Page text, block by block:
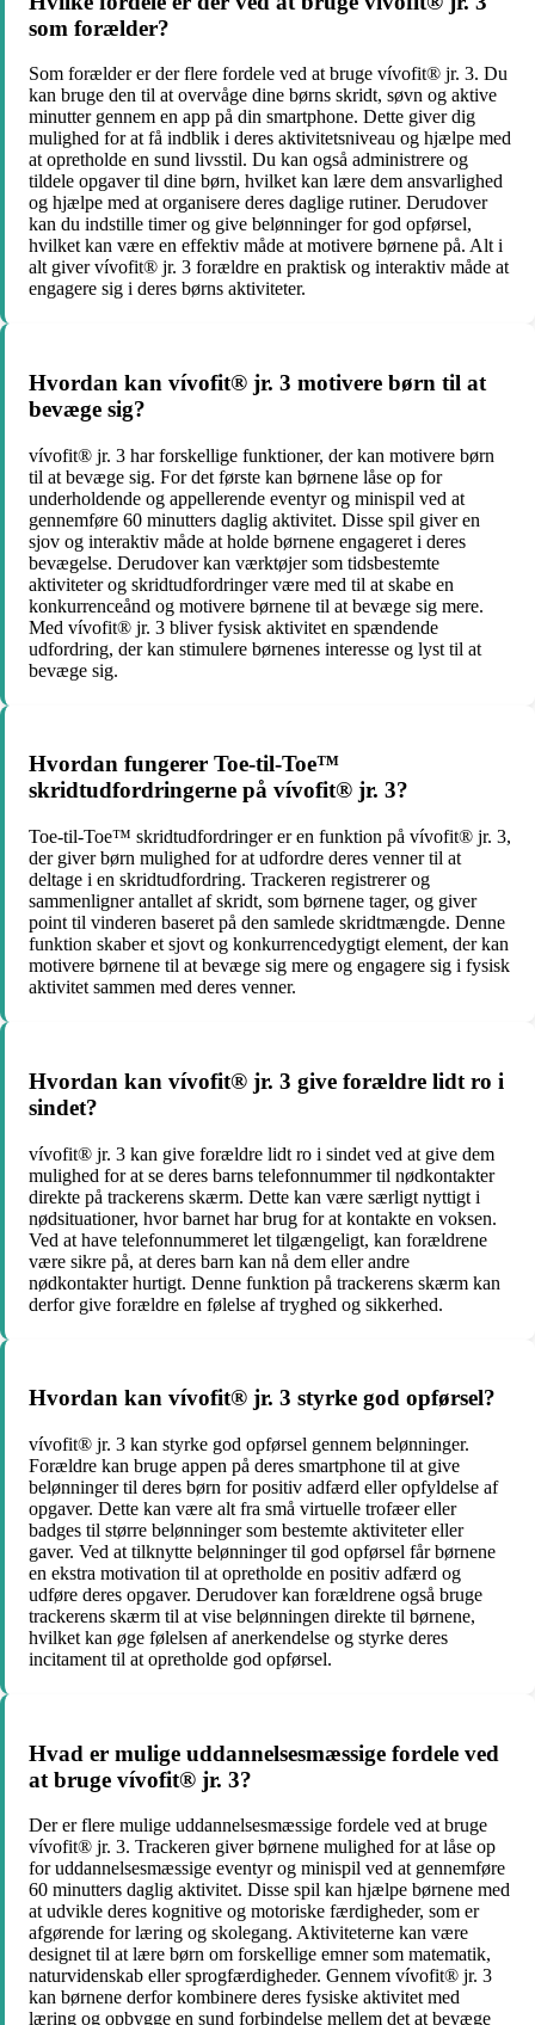
som forælder?
Som forælder er der flere fordele ved at bruge vívofit® jr. 3. Du
kan bruge den til at overvåge dine børns skridt, søvn og aktive
minutter gennem en app på din smartphone. Dette giver dig
mulighed for at få indblik i deres aktivitetsniveau og hjælpe med
at opretholde en sund livsstil. Du kan også administrere og
tildele opgaver til dine børn, hvilket kan lære dem ansvarlighed
og hjælpe med at organisere deres daglige rutiner. Derudover
kan du indstille timer og give belønninger for god opførsel,
hvilket kan være en effektiv måde at motivere børnene på. Alt i
alt giver vívofit® jr. 3 forældre en praktisk og interaktiv måde at
engagere sig i deres børns aktiviteter.
Hvordan kan vívofit® jr. 3 motivere børn til at
bevæge sig?
vívofit® jr. 3 har forskellige funktioner, der kan motivere børn
til at bevæge sig. For det første kan børnene låse op for
underholdende og appellerende eventyr og minispil ved at
gennemføre 60 minutters daglig aktivitet. Disse spil giver en
sjov og interaktiv måde at holde børnene engageret i deres
bevægelse. Derudover kan værktøjer som tidsbestemte
aktiviteter og skridtudfordringer være med til at skabe en
konkurrenceånd og motivere børnene til at bevæge sig mere.
Med vívofit® jr. 3 bliver fysisk aktivitet en spændende
udfordring, der kan stimulere børnenes interesse og lyst til at
bevæge sig.
Hvordan fungerer Toe-til-Toe™
skridtudfordringerne på vívofit® jr. 3?
Toe-til-Toe™ skridtudfordringer er en funktion på vívofit® jr. 3,
der giver børn mulighed for at udfordre deres venner til at
deltage i en skridtudfordring. Trackeren registrerer og
sammenligner antallet af skridt, som børnene tager, og giver
point til vinderen baseret på den samlede skridtmængde. Denne
funktion skaber et sjovt og konkurrencedygtigt element, der kan
motivere børnene til at bevæge sig mere og engagere sig i fysisk
aktivitet sammen med deres venner.
Hvordan kan vívofit® jr. 3 give forældre lidt ro i
sindet?
vívofit® jr. 3 kan give forældre lidt ro i sindet ved at give dem
mulighed for at se deres barns telefonnummer til nødkontakter
direkte på trackerens skærm. Dette kan være særligt nyttigt i
nødsituationer, hvor barnet har brug for at kontakte en voksen.
Ved at have telefonnummeret let tilgængeligt, kan forældrene
være sikre på, at deres barn kan nå dem eller andre
nødkontakter hurtigt. Denne funktion på trackerens skærm kan
derfor give forældre en følelse af tryghed og sikkerhed.
Hvordan kan vívofit® jr. 3 styrke god opførsel?
vívofit® jr. 3 kan styrke god opførsel gennem belønninger.
Forældre kan bruge appen på deres smartphone til at give
belønninger til deres børn for positiv adfærd eller opfyldelse af
opgaver. Dette kan være alt fra små virtuelle trofæer eller
badges til større belønninger som bestemte aktiviteter eller
gaver. Ved at tilknytte belønninger til god opførsel får børnene
en ekstra motivation til at opretholde en positiv adfærd og
udføre deres opgaver. Derudover kan forældrene også bruge
trackerens skærm til at vise belønningen direkte til børnene,
hvilket kan øge følelsen af anerkendelse og styrke deres
incitament til at opretholde god opførsel.
Hvad er mulige uddannelsesmæssige fordele ved
at bruge vívofit® jr. 3?
Der er flere mulige uddannelsesmæssige fordele ved at bruge
vívofit® jr. 3. Trackeren giver børnene mulighed for at låse op
for uddannelsesmæssige eventyr og minispil ved at gennemføre
60 minutters daglig aktivitet. Disse spil kan hjælpe børnene med
at udvikle deres kognitive og motoriske færdigheder, som er
afgørende for læring og skolegang. Aktiviteterne kan være
designet til at lære børn om forskellige emner som matematik,
naturvidenskab eller sprogfærdigheder. Gennem vívofit® jr. 3
kan børnene derfor kombinere deres fysiske aktivitet med
læring og opbygge en sund forbindelse mellem det at bevæge